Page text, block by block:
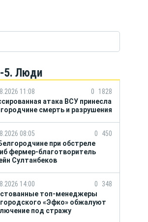
белгородской
рублей
кредитов
5. Люди
11:08 0
1828
атака ВСУ принесла
смерть и разрушения
08:05 0
450
при обстреле
фермер-благотворитель
Султанбеков
14:00 0
348
топ-менеджеры
«Эфко» обжалуют
под стражу